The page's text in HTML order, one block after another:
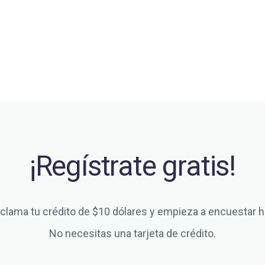
¡Regístrate gratis!
tu crédito de $10 dólares y empieza a encuestar
No necesitas una tarjeta de crédito.